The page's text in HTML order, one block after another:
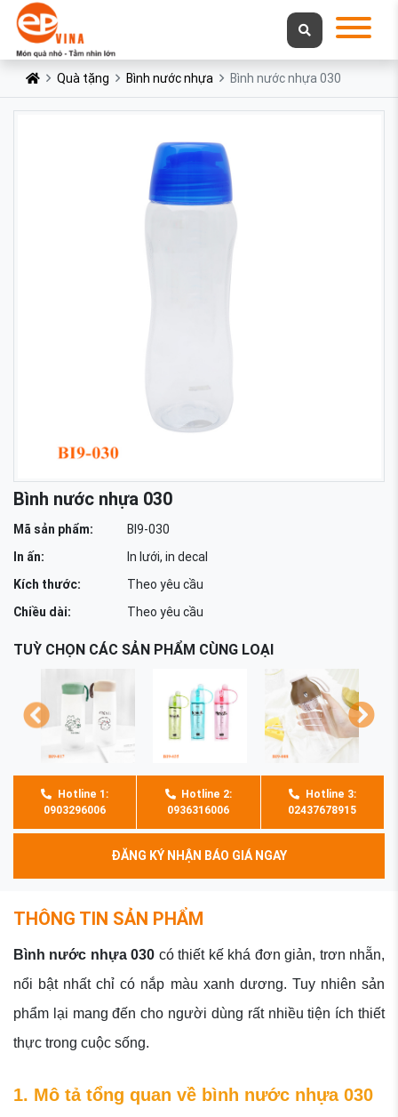
Quà tặng Bình nước nhựa Bình nước nhựa 030
Bình nước nhựa 030
Mã sản phẩm:
BI9-030
In ấn:
In lưới, in decal
Kích thước:
Theo yêu cầu
Chiều dài:
Theo yêu cầu
TUỲ CHỌN CÁC SẢN PHẨM CÙNG LOẠI
Hotline 1:
0903296006
Hotline 2:
0936316006
Hotline 3:
02437678915
ĐĂNG KÝ NHẬN BÁO GIÁ NGAY
THÔNG TIN SẢN PHẨM
Bình nước nhựa 030 có thiết kế khá đơn giản, trơn nhẵn,
nổi bật nhất chỉ có nắp màu xanh dương. Tuy nhiên sản
phẩm lại mang đến cho người dùng rất nhiều tiện ích thiết
thực trong cuộc sống.
1. Mô tả tổng quan về bình nước nhựa 030